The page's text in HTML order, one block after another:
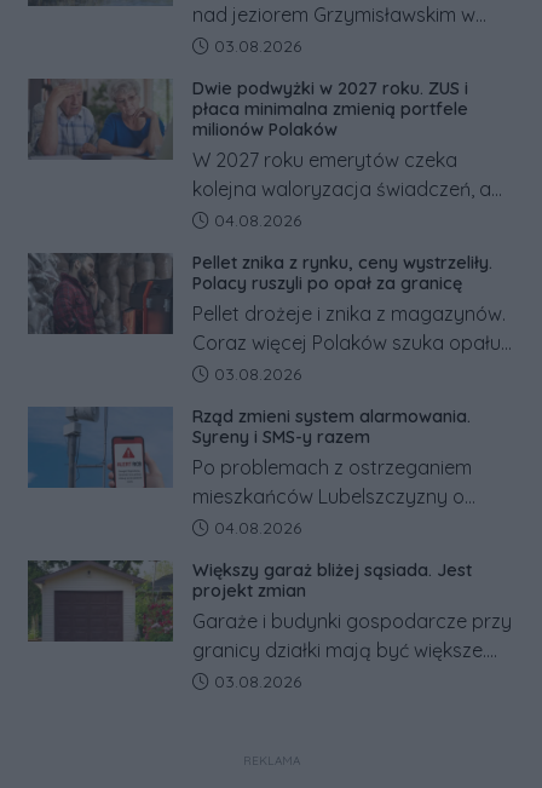
nad jeziorem Grzymisławskim w
powiecie śremskim zakończyło się
odwrócić nawet natychmiastowe
działania służb ratunkowych.
Data dodania artykułu:
03.08.2026
Dwie podwyżki w 2027 roku. ZUS i
płaca minimalna zmienią portfele
milionów Polaków
W 2027 roku emerytów czeka
kolejna waloryzacja świadczeń, a
pracowników podwyżka płacy
tym zmianom zyskają.
Data dodania artykułu:
04.08.2026
Pellet znika z rynku, ceny wystrzeliły.
Polacy ruszyli po opał za granicę
Pellet drożeje i znika z magazynów.
Coraz więcej Polaków szuka opału
za granicą, gdzie bywa nawet
Co się dzieje?
Data dodania artykułu:
03.08.2026
Rząd zmieni system alarmowania.
Syreny i SMS-y razem
Po problemach z ostrzeganiem
mieszkańców Lubelszczyzny o
rosyjskim zagrożeniu rząd
alarmowych, alertów RCB i aplikacji
w jeden system.
Data dodania artykułu:
04.08.2026
Większy garaż bliżej sąsiada. Jest
projekt zmian
Garaże i budynki gospodarcze przy
granicy działki mają być większe.
Projekt zaostrza też zasady
Data dodania artykułu:
03.08.2026
REKLAMA